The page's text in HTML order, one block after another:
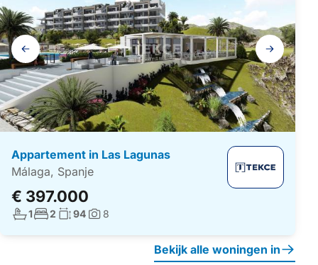
Galerij
navigatie
Appartement in Las Lagunas
Málaga, Spanje
€ 397.000
Aantal badkamers:
1Aantal slaapkamers:
2 Woonoppervlakte:
94Foto's:
8
Bekijk alle woningen in